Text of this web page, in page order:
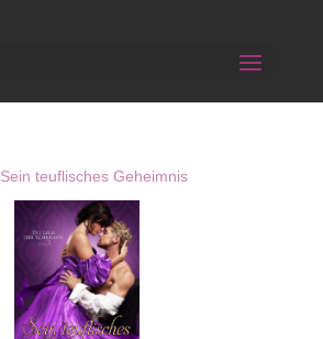
Sein teuflisches Geheimnis